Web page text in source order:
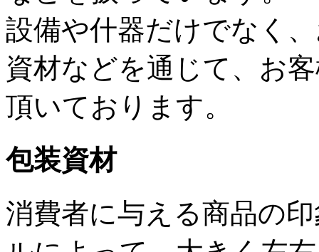
設備や什器だけでなく
資材などを通じて、お
頂いております。
包装資材
消費者に与える商品の